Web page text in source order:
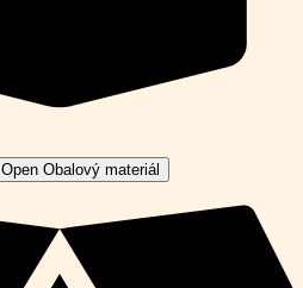
Open Obalový materiál